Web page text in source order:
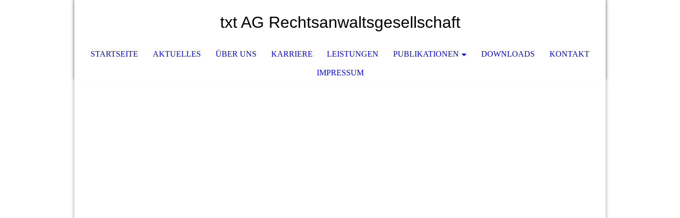
txt AG Rechtsanwaltsgesellschaft
STARTSEITE AKTUELLES ÜBER UNS KARRIERE LEISTUNGEN PUBLIKATIONEN DOWNLOADS KONTAKT
IMPRESSUM